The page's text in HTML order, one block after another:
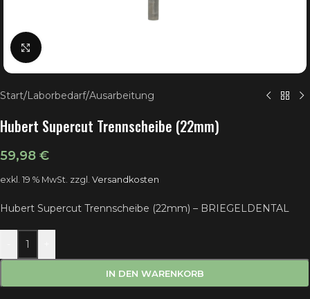
Klick zum Vergrößern
Start/Laborbedarf/Ausarbeitung
Hubert Supercut Trennscheibe (22mm)
59,98 €
exkl. 19 % MwSt. zzgl. Versandkosten
Hubert Supercut Trennscheibe (22mm) – BRIEGELDENTAL
IN DEN WARENKORB